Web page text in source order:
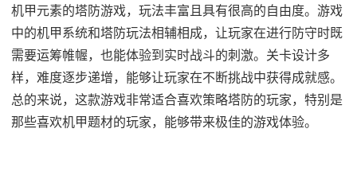
机甲元素的塔防游戏，玩法丰富且具有很高的自由度。游戏
中的机甲系统和塔防玩法相辅相成，让玩家在进行防守时既
需要运筹帷幄，也能体验到实时战斗的刺激。关卡设计多
样，难度逐步递增，能够让玩家在不断挑战中获得成就感。
总的来说，这款游戏非常适合喜欢策略塔防的玩家，特别是
那些喜欢机甲题材的玩家，能够带来极佳的游戏体验。